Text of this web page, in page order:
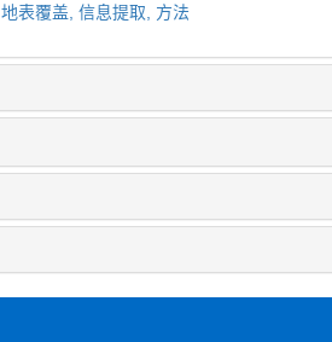
地表覆盖, 信息提取, 方法